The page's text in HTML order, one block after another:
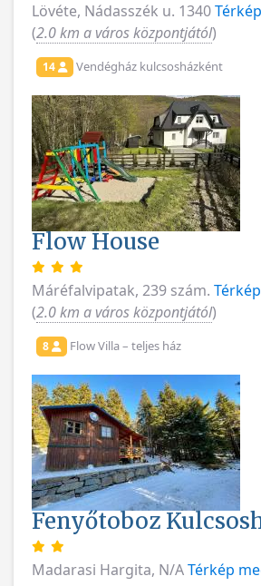
Lövéte, Nádasszék u. 1340
(2.0 km a város központjától)
14 Vendégház kulcsosházként
Flow House
Máréfalvipatak, 239 szám.
(2.0 km a város központjától)
8 Flow Villa – teljes ház
Fenyőtoboz
Madarasi Hargita, N/ATérkép